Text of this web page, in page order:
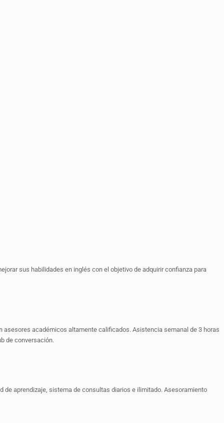
sus habilidades en inglés con el objetivo de adquirir confianza para
asesores académicos altamente calificados. Asistencia semanal de 3 horas
de conversación.
de aprendizaje, sistema de consultas diarios e ilimitado. Asesoramiento